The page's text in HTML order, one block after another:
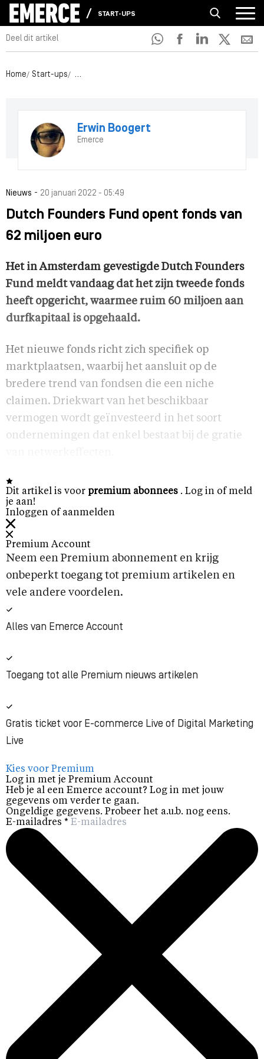
START-UPS
Deel dit artikel
Home Start-ups Dutch Founders Fund opent fonds van 62 miljoen
Erwin Boogert
Emerce
Nieuws - 20 januari 2022 - 05:49
Dutch Founders Fund opent fonds van
62 miljoen euro
Het in Amsterdam gevestigde Dutch Founders
Fund meldt vandaag dat het zijn tweede fonds
heeft opgericht, waarmee ruim 60 miljoen aan
durfkapitaal is opgehaald.
Het nieuwe fonds richt zich specifiek op
marktplaatsen, waarbij het aansluit op de
bredere trend van fondsen die een niche
claimen. Driekwart van het beschikbaar
vermogen wordt geïnvesteerd in het soort
ondernemingen dat enkel bestaat bij de gratie
Dit artikel is voor premium abonnees . Log in of meld
je aan!
Inloggen of aanmelden
Premium Account
Neem een Premium abonnement en krijg
onbeperkt toegang tot premium artikelen en
vele andere voordelen.
Alles van Emerce Account
Toegang tot alle Premium nieuws artikelen
Gratis ticket voor E-commerce Live of Digital Marketing
Live
Kies voor Premium
Log in met je Premium Account
Heb je al een Emerce account? Log in met jouw
gegevens om verder te gaan.
Ongeldige gegevens. Probeer het a.u.b. nog eens.
E-mailadres *